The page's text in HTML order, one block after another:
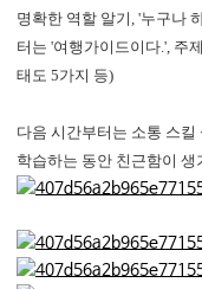
명확한 역할 알기, '누구나
터는 '여행가이드이다.', 주
태도 5가지 등)
다음 시간부터는 소통 스킬
학습하는 동안 친근함이